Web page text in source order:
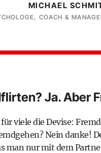
MICHAEL
COACH &
Ja. Aber
viele die Devise:
Nein danke!
man nur mit dem